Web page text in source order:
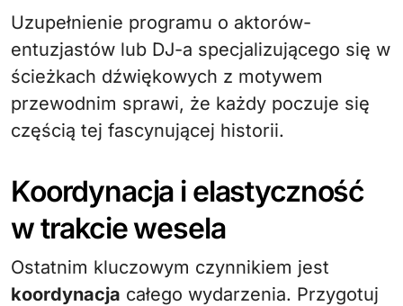
Uzupełnienie programu o aktorów-
entuzjastów lub DJ-a specjalizującego się w
ścieżkach dźwiękowych z motywem
przewodnim sprawi, że każdy poczuje się
częścią tej fascynującej historii.
Koordynacja i elastyczność
w trakcie wesela
Ostatnim kluczowym czynnikiem jest
koordynacja całego wydarzenia. Przygotuj